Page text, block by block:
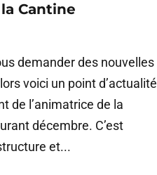
Cantine
demander des nouvelles
voici un point d’actualité
de l’animatrice de la
décembre. C’est
et...